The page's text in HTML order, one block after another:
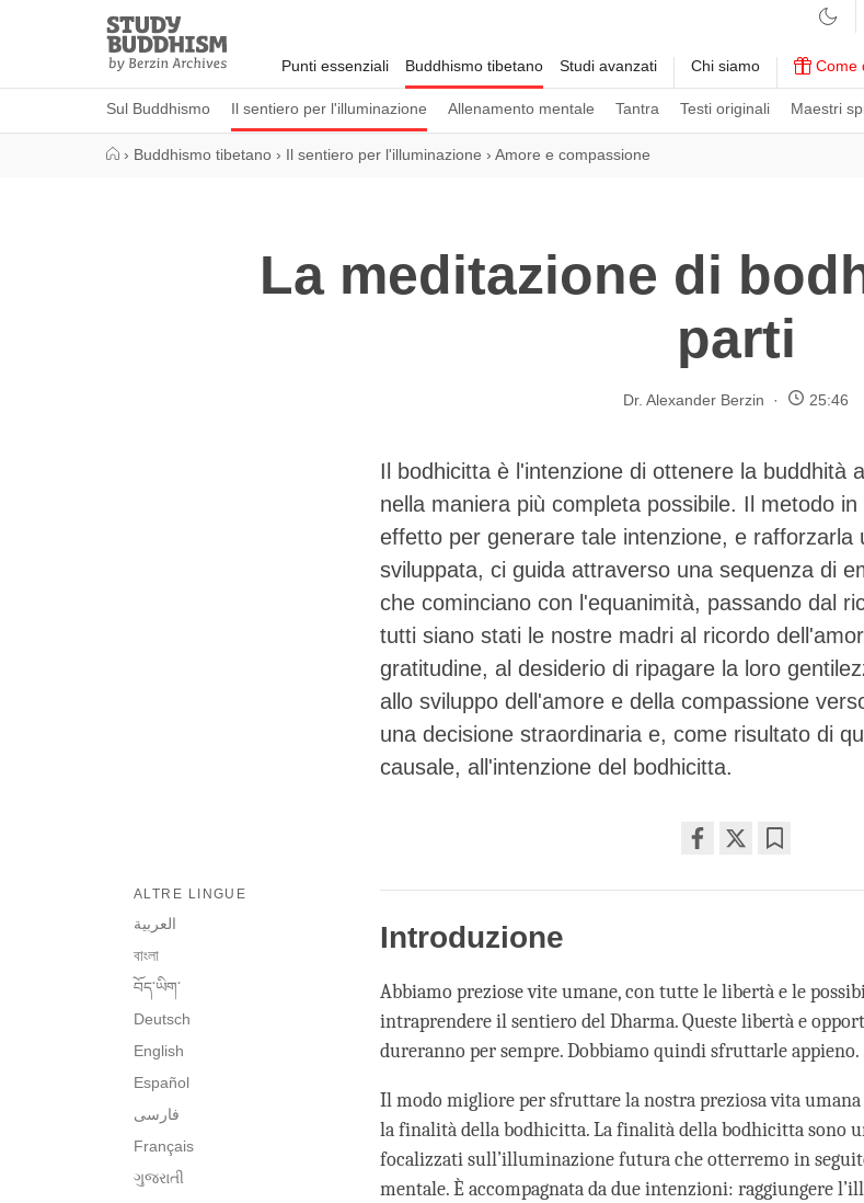
Study
Buddhism
Home
Punti essenziali Buddhismo tibetano
Sul Buddhismo Il sentiero per l'illuminazione Allenamento mentale Tantra Testi originali Maestri
Studi avanzati Chi siamo Come
› Buddhismo tibetano › Il sentiero per l'illuminazione › Amore e compassione
La meditazione di
parti
Dr. Alexander Berzin 25:46
Il bodhicitta è l'intenzione di ottenere la buddhità
nella maniera più completa possibile. Il metodo
effetto per generare tale intenzione, e rafforzarla
sviluppata, ci guida attraverso una sequenza di
che cominciano con l'equanimità, passando dal
tutti siano stati le nostre madri al ricordo
gratitudine, al desiderio di ripagare la loro
allo sviluppo dell'amore e della compassione
una decisione straordinaria e, come risultato di
causale, all'intenzione del bodhicitta.
on
ALTRE LINGUE
العربية
বাংলা
བོད་ཡིག་
Deutsch
English
Español
فارسی
Français
ગુજરાતી
Introduzione
Abbiamo preziose vite umane, con tutte le libertà e le
intraprendere il sentiero del Dharma. Queste libertà e
dureranno per sempre. Dobbiamo quindi sfruttarle appieno.
Il modo migliore per sfruttare la nostra preziosa vita
la finalità della bodhicitta. La finalità della bodhicitta sono
focalizzati sull’illuminazione futura che otterremo in
mentale. È accompagnata da due intenzioni: raggiungere